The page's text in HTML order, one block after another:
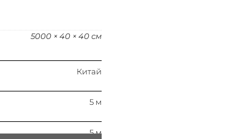
5000 × 40 × 40 см
Китай
5 м
5 м